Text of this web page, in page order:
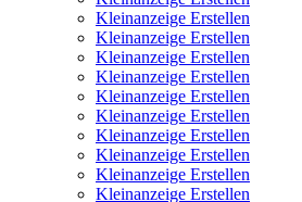
Kleinanzeige Erstellen
Kleinanzeige Erstellen
Kleinanzeige Erstellen
Kleinanzeige Erstellen
Kleinanzeige Erstellen
Kleinanzeige Erstellen
Kleinanzeige Erstellen
Kleinanzeige Erstellen
Kleinanzeige Erstellen
Kleinanzeige Erstellen